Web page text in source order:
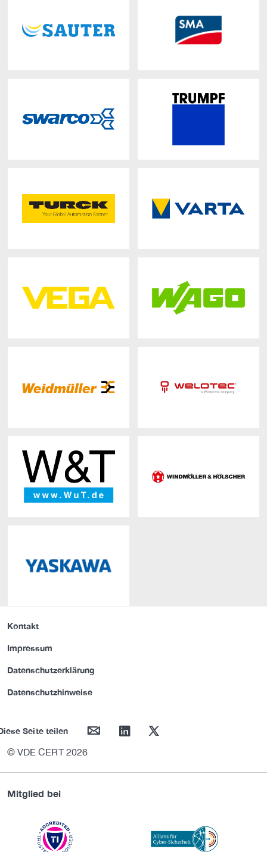
Kontakt
Impressum
Datenschutzerklärung
Datenschutzhinweise
Seite teilen mail linkedin twitter
© VDE CERT 2026
Mitglied bei